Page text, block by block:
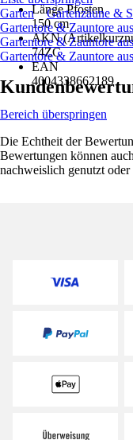
Länge Pfosten
150 cm
AKN
74ZC
EAN
4004338662189
Garten
Gartenzäune &
Gartentore & Zauntore
Gartentore & Zauntore
Gartentore & Zauntore
Bereich überspringen
Die Echtheit der
Bewertungen können
nachweislich genutzt oder